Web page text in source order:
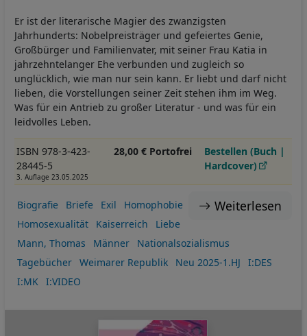
Er ist der literarische Magier des zwanzigsten
Jahrhunderts: Nobelpreisträger und gefeiertes Genie,
Großbürger und Familienvater, mit seiner Frau Katia in
jahrzehntelanger Ehe verbunden und zugleich so
unglücklich, wie man nur sein kann. Er liebt und darf nicht
lieben, die Vorstellungen seiner Zeit stehen ihm im Weg.
Was für ein Antrieb zu großer Literatur - und was für ein
leidvolles Leben.
ISBN 978-3-423-
28445-5
3. Auflage 23.05.2025
28,00 € Portofrei
Bestellen (Buch |
Hardcover)
Weiterlesen
Biografie Briefe Exil
Homophobie
Homosexualität
Kaiserreich
Liebe
Mann, Thomas
Männer
Nationalsozialismus
Tagebücher
Weimarer Republik Neu 2025-1.HJ
I:DES
I:MK
I:VIDEO